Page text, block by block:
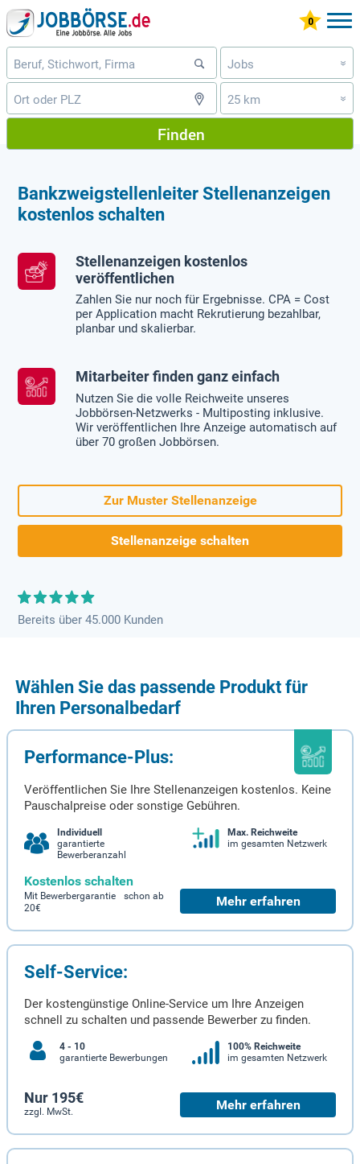
Jobs »
25 km »
Finden
Bankzweigstellenleiter Stellenanzeigen
kostenlos schalten
Stellenanzeigen kostenlos
veröffentlichen
Zahlen Sie nur noch für Ergebnisse. CPA = Cost
per Application macht Rekrutierung bezahlbar,
planbar und skalierbar.
Mitarbeiter finden ganz einfach
Nutzen Sie die volle Reichweite unseres
Jobbörsen-Netzwerks - Multiposting inklusive.
Wir veröffentlichen Ihre Anzeige automatisch auf
über 70 großen Jobbörsen.
Zur Muster Stellenanzeige
Stellenanzeige schalten
Bereits über 45.000 Kunden
Wählen Sie das passende Produkt für
Ihren Personalbedarf
Performance-Plus:
Veröffentlichen Sie Ihre Stellenanzeigen kostenlos. Keine
Pauschalpreise oder sonstige Gebühren.
Individuell
garantierte
Bewerberanzahl
Max. Reichweite
im gesamten Netzwerk
Kostenlos schalten
Mit Bewerbergarantie schon ab
20€
Mehr erfahren
Self-Service:
Der kostengünstige Online-Service um Ihre Anzeigen
schnell zu schalten und passende Bewerber zu finden.
4 - 10
garantierte Bewerbungen
100% Reichweite
im gesamten Netzwerk
Nur 195€
zzgl. MwSt. Mehr erfahren